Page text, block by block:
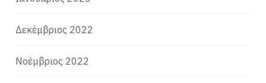
Δεκέμβριος 2022
Νοέμβριος 2022